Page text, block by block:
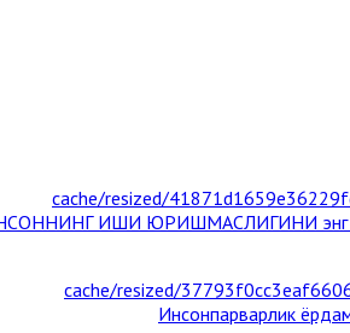
ИШИ ЮРИШМАСЛИГИНИ энг
Инсонпарварлик